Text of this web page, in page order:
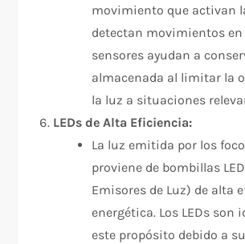
movimiento que activan
detectan movimientos en
sensores ayudan a
almacenada al limitar la
la luz a situaciones
LEDs de Alta Eficiencia:
La luz emitida por los
proviene de bombillas
Emisores de Luz) de alta
energética. Los LEDs son
este propósito debido a